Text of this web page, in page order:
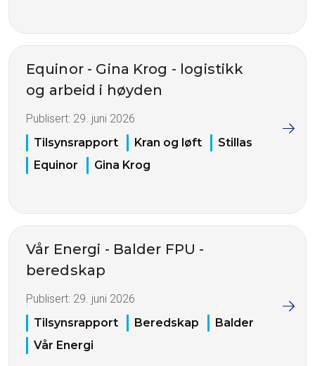
Equinor - Gina Krog - logistikk
og arbeid i høyden
Publisert: 29. juni 2026
Tilsynsrapport
Kran og løft
Stillas
Equinor
Gina Krog
Vår Energi - Balder FPU -
beredskap
Publisert: 29. juni 2026
Tilsynsrapport
Beredskap
Balder
Vår Energi